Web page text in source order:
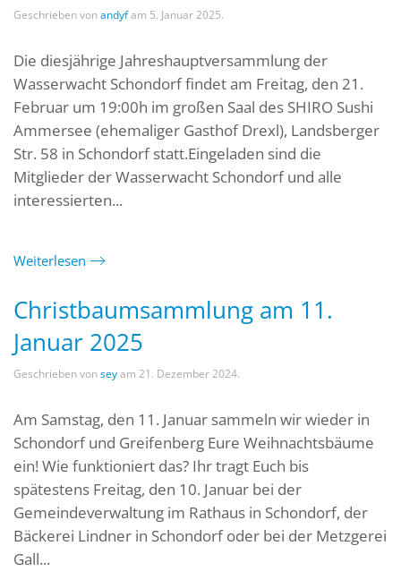
Geschrieben vonandyfam 5. Januar 2025.
Die diesjährige Jahreshauptversammlung der
Wasserwacht Schondorf findet am Freitag, den 21.
Februar um 19:00h im großen Saal des SHIRO Sushi
Ammersee (ehemaliger Gasthof Drexl), Landsberger
Str. 58 in Schondorf statt.Eingeladen sind die
Mitglieder der Wasserwacht Schondorf und alle
interessierten...
Weiterlesen
Christbaumsammlung am 11.
Januar 2025
Geschrieben vonseyam 21. Dezember 2024.
Am Samstag, den 11. Januar sammeln wir wieder in
Schondorf und Greifenberg Eure Weihnachtsbäume
ein! Wie funktioniert das? Ihr tragt Euch bis
spätestens Freitag, den 10. Januar bei der
Gemeindeverwaltung im Rathaus in Schondorf, der
Bäckerei Lindner in Schondorf oder bei der Metzgerei
Gall...